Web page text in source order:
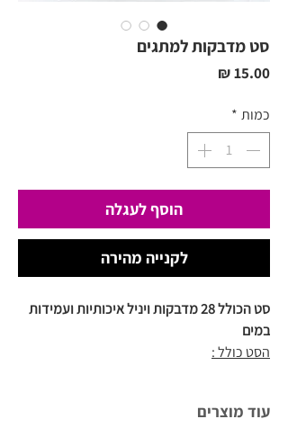
סט מדבקות למתגים
כמות *
הוסף לעגלה
לקנייה מהירה
סט הכולל 28 מדבקות ויניל איכותיות ועמידות
במים
הסט כולל :
עוד מוצרים